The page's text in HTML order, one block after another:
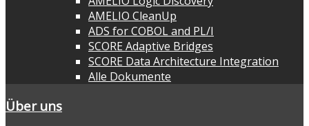
AMELIO CleanUp
ADS for COBOL and PL/I
SCORE Adaptive Bridges
SCORE Data Architecture Integration
Alle Dokumente
Über uns